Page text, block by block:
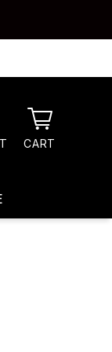
CART